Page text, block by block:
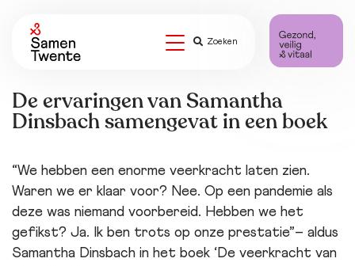
Zoeken
De ervaringen van Samantha
Dinsbach samengevat in een boek
“We hebben een enorme veerkracht laten zien.
Waren we er klaar voor? Nee. Op een pandemie als
deze was niemand voorbereid. Hebben we het
gefikst? Ja. Ik ben trots op onze prestatie”– aldus
Samantha Dinsbach in het boek ‘De veerkracht van